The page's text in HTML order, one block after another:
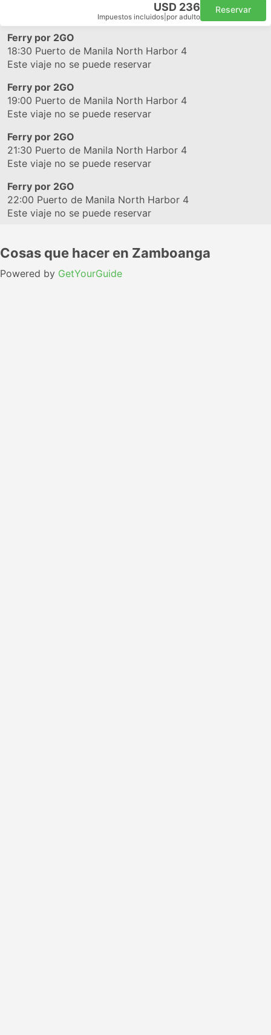
USD 236
Impuestos incluidos por adulto
Reservar
Ferry por 2GO
18:30 Puerto de Manila North Harbor 4
Este viaje no se puede reservar
Ferry por 2GO
19:00 Puerto de Manila North Harbor 4
Este viaje no se puede reservar
Ferry por 2GO
21:30 Puerto de Manila North Harbor 4
Este viaje no se puede reservar
Ferry por 2GO
22:00 Puerto de Manila North Harbor 4
Este viaje no se puede reservar
Cosas que hacer en Zamboanga
Powered by GetYourGuide